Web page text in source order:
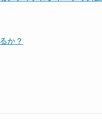
か？